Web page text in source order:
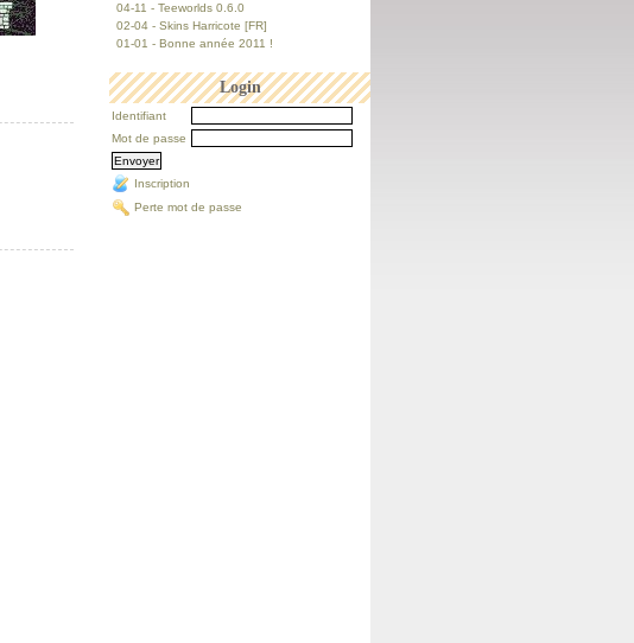
04-11 - Teeworlds 0.6.0
02-04 - Skins Harricote [FR]
01-01 - Bonne année 2011 !
Login
Identifiant
Mot de passe
Inscription
Perte mot de passe